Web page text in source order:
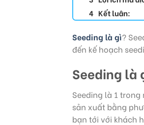
Kết luận:
Seeding là gì?
đến kế hoạch
Seeding là
Seeding là 1
sản xuất bằng
bạn tới với khách